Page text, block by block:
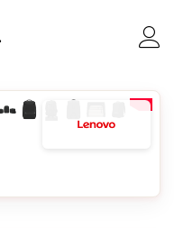
Passe-câble de
: Poches
: Compartiment
l’image : Sac à dos
l’image : Bretelles
Agrandir l’image : Sac à
Agrandir l’image : Sac
Agrandir l’image :
Agrandir
Agrandir
Agrandir